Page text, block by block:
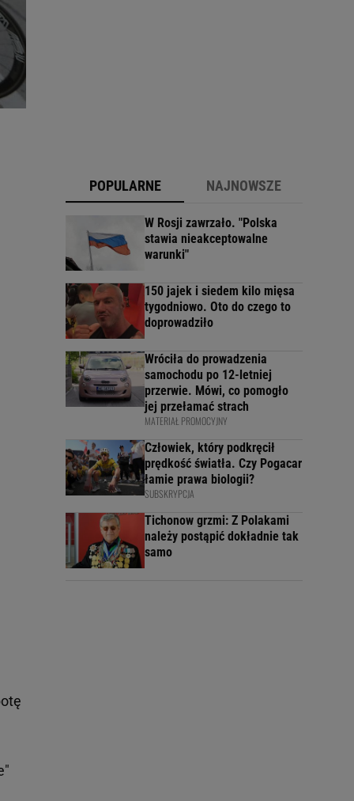
POPULARNE NAJNOWSZE
W Rosji zawrzało. "Polska
stawia nieakceptowalne
warunki"
150 jajek i siedem kilo mięsa
tygodniowo. Oto do czego to
doprowadziło
Wróciła do prowadzenia
samochodu po 12-letniej
przerwie. Mówi, co pomogło
jej przełamać strach
MATERIAŁ PROMOCYJNY
Człowiek, który podkręcił
prędkość światła. Czy Pogacar
łamie prawa biologii?
SUBSKRYPCJA
Tichonow grzmi: Z Polakami
należy postąpić dokładnie tak
samo